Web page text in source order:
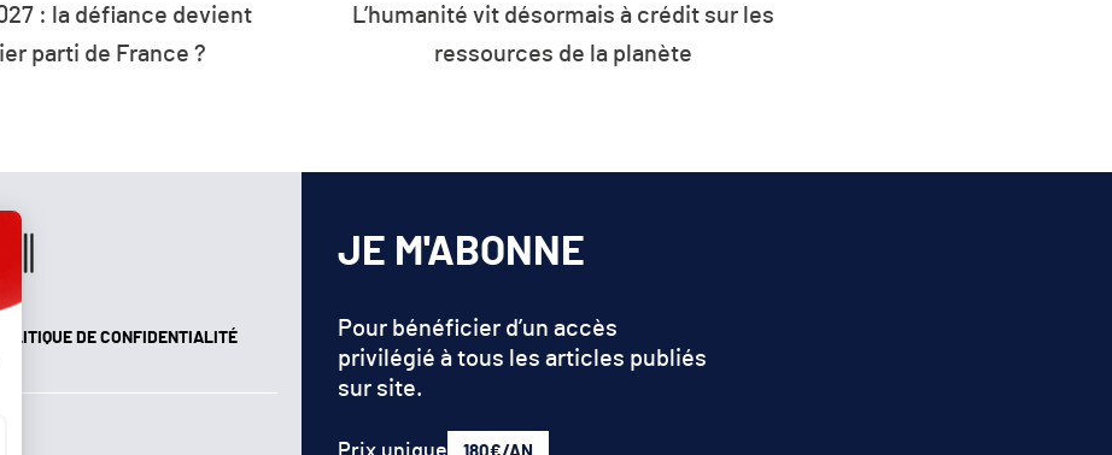
L’humanité vit désormais à crédit sur les
ressources de la planète
Plus de 26 % de la consommation
d’énergie de l’UE est d’origine
POLITIQUE DE CONFIDENTIALITÉ
JE M'ABONNE
Pour bénéficier d’un accès
privilégié à tous les articles publiés
sur site.